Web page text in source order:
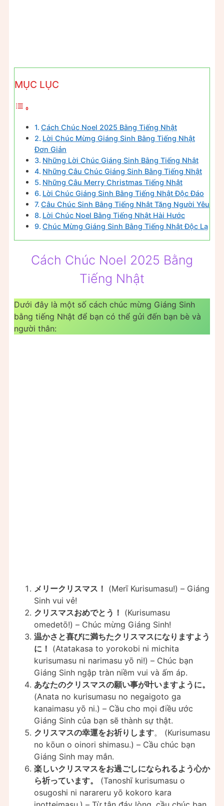
MỤC LỤC
Cách Chúc Noel 2025 Bằng Tiếng Nhật
Lời Chúc Mừng Giáng Sinh Bằng Tiếng Nhật
Đơn Giản
Những Lời Chúc Giáng Sinh Bằng Tiếng Nhật
Những Câu Chúc Giáng Sinh Bằng Tiếng Nhật
Những Câu Merry Christmas Tiếng Nhật
Lời Chúc Giáng Sinh Bằng Tiếng Nhật Độc Đáo
Câu Chúc Sinh Bằng Tiếng Nhật Tặng Người Yêu
Lời Chúc Noel Bằng Tiếng Nhật Hài Hước
Chúc Mừng Giáng Sinh Bằng Tiếng Nhật Độc Lạ
Cách Chúc Noel 2025 Bằng
Tiếng Nhật
Dưới đây là một số cách chúc mừng Giáng Sinh
bằng tiếng Nhật để bạn có thể gửi đến bạn bè và
người thân:
メリークリスマス！ (Merī Kurisumasu!) – Giáng
Sinh vui vẻ!
クリスマスおめでとう！ (Kurisumasu
omedetō!) – Chúc mừng Giáng Sinh!
温かさと喜びに満ちたクリスマスになりますよう
に！ (Atatakasa to yorokobi ni michita
kurisumasu ni narimasu yō ni!) – Chúc bạn
Giáng Sinh ngập tràn niềm vui và ấm áp.
あなたのクリスマスの願い事が叶いますように。
(Anata no kurisumasu no negaigoto ga
kanaimasu yō ni.) – Cầu cho mọi điều ước
Giáng Sinh của bạn sẽ thành sự thật.
クリスマスの幸運をお祈りします。 (Kurisumasu
no kōun o oinori shimasu.) – Cầu chúc bạn
Giáng Sinh may mắn.
楽しいクリスマスをお過ごしになられるよう心か
ら祈っています。
(Tanoshī kurisumasu o
osugoshi ni narareru yō kokoro kara